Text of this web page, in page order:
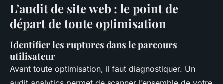
L’audit de site web : le point de
départ de toute optimisation
Identifier les ruptures dans le parcours
utilisateur
Avant toute optimisation, il faut diagnostiquer. Un